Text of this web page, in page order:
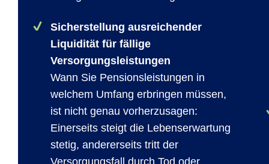
Sicherstellung ausreichender
Liquidität für fällige
Versorgungsleistungen
Wann Sie Pensionsleistungen in
welchem Umfang erbringen müssen,
ist nicht genau vorherzusagen:
Einerseits steigt die Lebenserwartung
stetig, andererseits tritt der
Versorgungsfall durch Tod oder